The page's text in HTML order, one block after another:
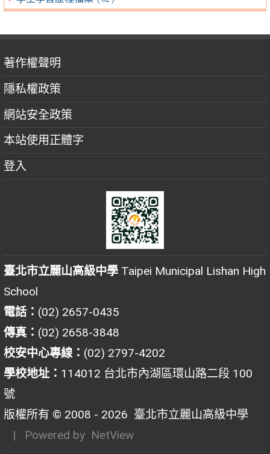
著作權聲明
隱私權政策
網站安全政策
本站使用正體字
登入
臺北市立麗山高級中學 Taipei Municipal Lishan High
School
電話： (02) 2657-0435
傳真： (02) 2658-3848
校安中心專線： (02) 2797-4202
學校地址： 114012 台北市內湖區環山路二段 100
號
版權所有 © 2008 - 2026 臺北市立麗山高級中學
| Powered by NetView